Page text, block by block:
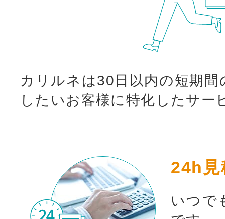
カリルネは30日以内の短期
したいお客様に特化したサー
24h見
いつで